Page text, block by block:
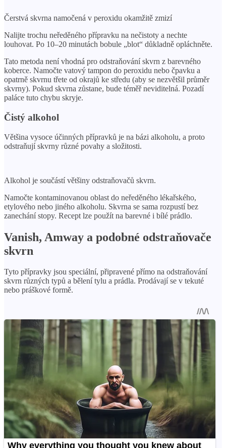
Čerstvá skvrna namočená v peroxidu okamžitě zmizí
Nalijte trochu neředěného přípravku na nečistoty a nechte
louhovat. Po 10–20 minutách bobule „blot“ důkladně opláchněte.
Tato metoda není vhodná pro odstraňování skvrn z barevného
koberce. Namočte vatový tampon do peroxidu nebo čpavku a
opatrně skvrnu třete od okrajů ke středu (aby se nezvětšil průměr
skvrny). Pokud skvrna zůstane, bude téměř neviditelná. Pozadí
paláce tuto chybu skryje.
Čistý alkohol
Většina vysoce účinných přípravků je na bázi alkoholu, a proto
odstraňují skvrny různé povahy a složitosti.
Alkohol je součástí většiny odstraňovačů skvrn.
Namočte kontaminovanou oblast do neředěného lékařského,
etylového nebo jiného alkoholu. Skvrna se sama rozpustí bez
zanechání stopy. Recept lze použít na barevné i bílé prádlo.
Vanish, Amway a podobné odstraňovače
skvrn
Tyto přípravky jsou speciální, připravené přímo na odstraňování
skvrn různých typů a bělení tylu a prádla. Prodávají se v tekuté
nebo práškové formě.